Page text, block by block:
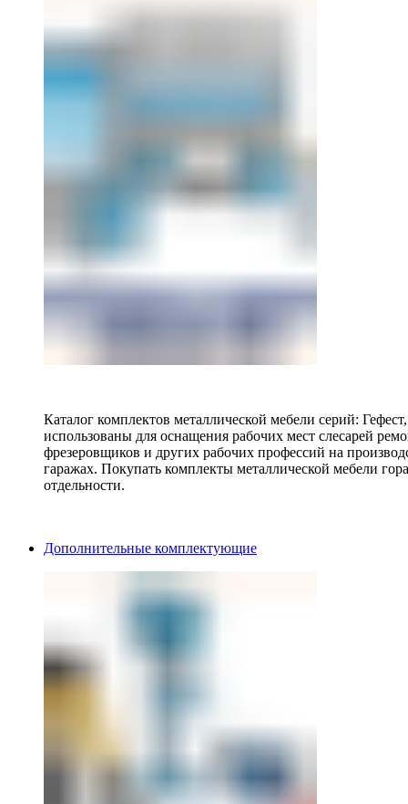
Каталог комплектов металлической мебели серий:
использованы для оснащения рабочих мест слесарей
фрезеровщиков и других рабочих профессий на
гаражах. Покупать комплекты металлической мебели
отдельности.
Дополнительные комплектующие